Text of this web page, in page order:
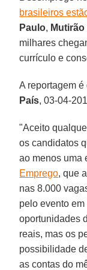
brasileiros
Paulo,
milhares
currículo e
A reportagem é
País, 03-04-
"Aceito
os candidatos
ao menos uma
Emprego, que
nas 8.000
pelo evento em
oportunidades
reais, mas os
possibilidade
as contas do